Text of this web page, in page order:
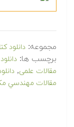
مجموعه: دانلود
برچسب ها:
مقالات علمی,
مقالات مهندسي